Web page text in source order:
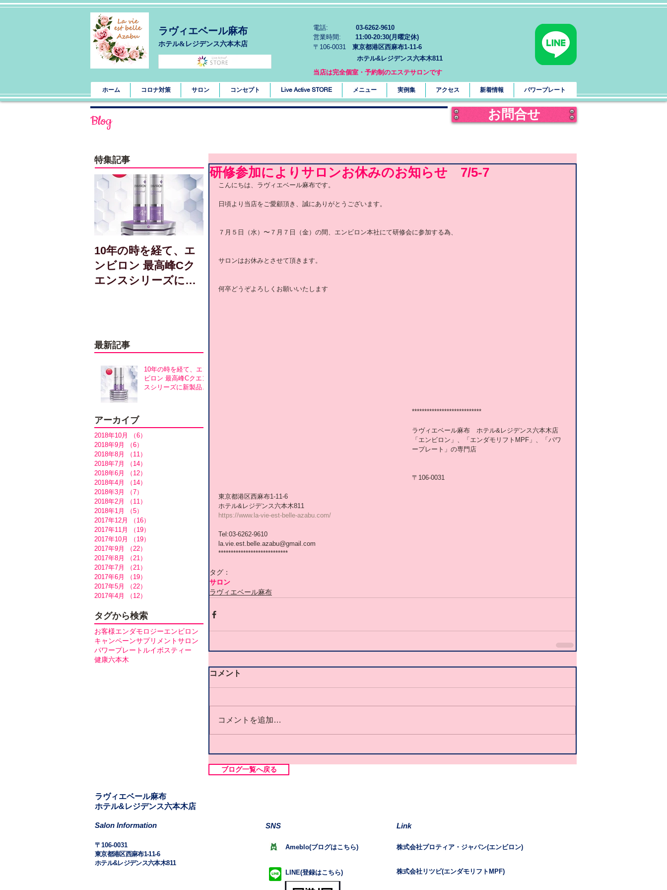
ラヴィエベール麻布
​ホテル&レジデンス六本木店
電話: 03-6262-9610
営業時間: 11:00-20:30(月曜定休)
〒106-0031 東京都港区西麻布1-11-6
ホテル&レジデンス六本木811
ホーム コロナ対策 サロン コンセプト Live Active STORE メニュー 実例集 アクセス 新着情報 パワープレート
当店は完全個室・予約制のエステサロンです
Blog お問合せ
特集記事
10年の時を経て、エ
ンビロン 最高峰Cク
エンスシリーズに新
最新記事
10年の時を経て、エン
ビロン 最高峰Cクエン
スシリーズに新製品誕
アーカイブ
2018年10月 （6）
2018年9月
（6）
2018年8月
（11）
2018年7月
（14）
2018年6月
（12）
2018年4月
（14）
2018年3月
（7）
2018年2月
（11）
2018年1月
（5）
2017年12月
（16）
2017年11月
（19）
2017年10月
（19）
2017年9月
（22）
2017年8月
（21）
2017年7月
（21）
2017年6月
（19）
2017年5月
（22）
2017年4月
（12）
タグから検索
お客様エンダモロジーエンビロン
キャンペーンサプリメントサロン
パワープレート ルイボスティー
健康六本木
研修参加によりサロンお休みのお知らせ 7/5-7
こんにちは、ラヴィエベール麻布です。
日頃より当店をご愛顧頂き、誠にありがとうございます。
７月５日（水）〜７月７日（金）の間、エンビロン本社にて研修会に参加する為、
サロンはお休みとさせて頂きます。
何卒どうぞよろしくお願いいたします
****************************
ラヴィエベール麻布　ホテル&レジデンス六本木店
「エンビロン」、「エンダモリフトMPF」、「パワ
ープレート」の専門店
〒106-0031
東京都港区西麻布1-11-6
ホテル&レジデンス六本木811
https://www.la-vie-est-belle-azabu.com/
Tel:03-6262-9610
la.vie.est.belle.azabu@gmail.com
****************************
タグ：
サロン
ラヴィエベール麻布
コメント
コメントを追加…
ブログ一覧へ戻る
​​ラヴィエベール麻布
​ホテル&レジデンス六本木店
Salon Information
​〒106-0031
東京都港区西麻布1-11-6
ホテル&レジデンス六本木811
SNS
Ameblo(ブログはこちら)
LINE(登録はこちら)
Link
株式会社プロティア・ジャパン(エンビロン)
株式会社リツビ(エンダモリフトMPF)